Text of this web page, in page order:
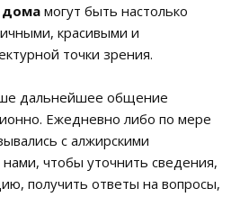
дома могут быть настолько
красивыми и
точки зрения.
дальнейшее общение
Ежедневно либо по мере
с алжирскими
чтобы уточнить сведения,
получить ответы на вопросы,